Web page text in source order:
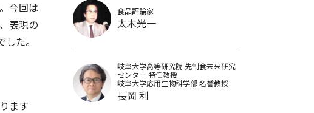
今回は
表現の
た。
ます
食品評論家
太木光一
岐阜大学高等研究院 先制食未来研究
センター 特任教授
岐阜大学応用生物科学部 名誉教授
長岡 利